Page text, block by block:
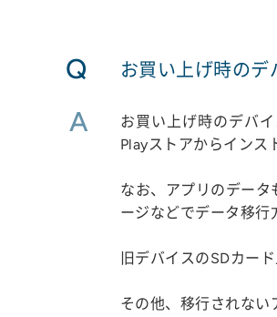
Q お買い上げ時のデ
A
お買い上げ時のデバ
Playストアからインス
なお、アプリのデー
ージなどでデータ移行
旧デバイスのSDカー
その他、移行されない